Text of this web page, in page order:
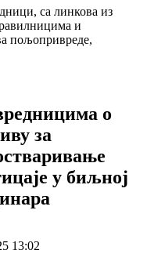
са линкова из
и
пољопривреде,
о
за
у биљној
13:02